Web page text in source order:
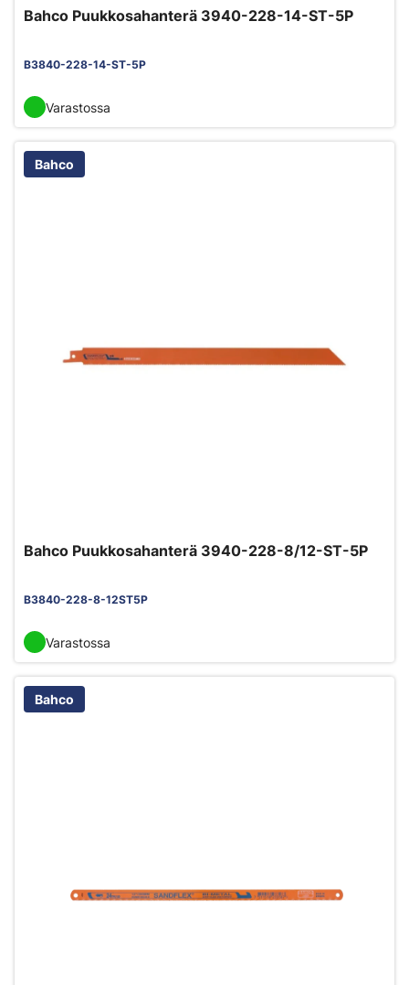
Bahco Puukkosahanterä 3940-228-14-ST-5P
B3840-228-14-ST-5P
Varastossa
Bahco
Bahco Puukkosahanterä 3940-228-8/12-ST-5P
B3840-228-8-12ST5P
Varastossa
Bahco